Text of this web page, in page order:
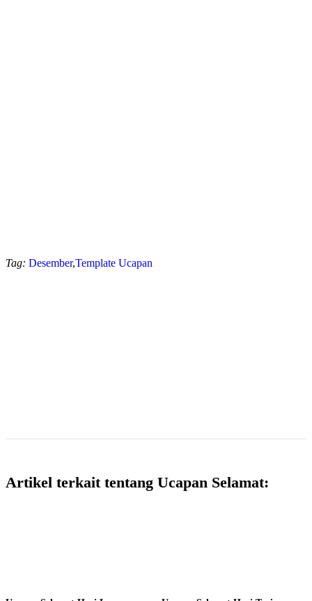
Tag: Desember,Template Ucapan
Artikel terkait tentang Ucapan Selamat: